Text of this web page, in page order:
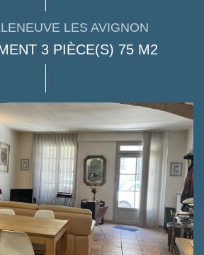
LES AVIGNON
3 PIÈCE(S) 75 M2